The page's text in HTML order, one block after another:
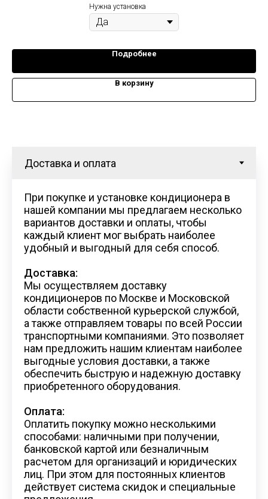
Нужна установка
Подробнее
В корзину
При покупке и установке кондиционера в
нашей компании мы предлагаем несколько
вариантов доставки и оплаты, чтобы
каждый клиент мог выбрать наиболее
удобный и выгодный для себя способ.
Доставка:
Мы осуществляем доставку
кондиционеров по Москве и Московской
области собственной курьерской службой,
а также отправляем товары по всей России
транспортными компаниями. Это позволяет
нам предложить нашим клиентам наиболее
выгодные условия доставки, а также
обеспечить быструю и надежную доставку
приобретенного оборудования.
Оплата:
Оплатить покупку можно несколькими
способами: наличными при получении,
банковской картой или безналичным
расчетом для организаций и юридических
лиц. При этом для постоянных клиентов
действует система скидок и специальные